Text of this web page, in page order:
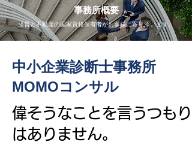
事務所概要
経営と不動産の国家資格保有者がお客様に寄り添います。
​中小企業診断士事務所
MOMOコンサル
偉そうなことを言うつもり
はありません。